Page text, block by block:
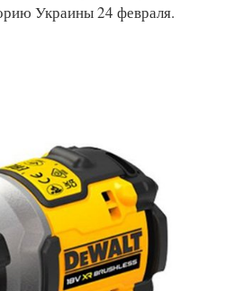
Украины 24 февраля.